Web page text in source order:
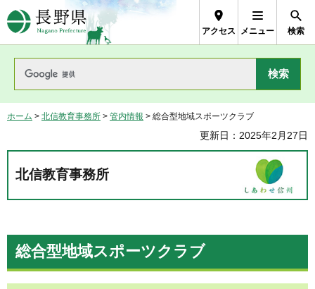
長野県Nagano Prefecture
アクセス メニュー 検索
ホーム > 北信教育事務所 > 管内情報 > 総合型地域スポーツクラブ
更新日：2025年2月27日
北信教育事務所
総合型地域スポーツクラブ